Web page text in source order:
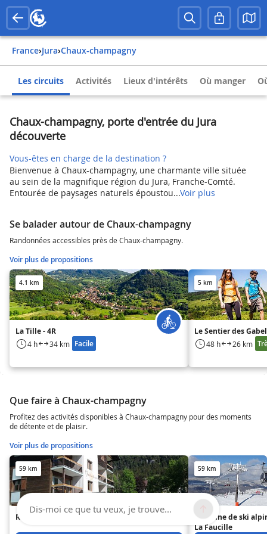
France› Jura› Chaux-champagny
Les circuits Activités Lieux d'intérêts Où manger
Chaux-champagny, porte d'entrée du Jura
découverte
Vous-êtes en charge de la destination ?
Bienvenue à Chaux-champagny, une charmante ville située
au sein de la magnifique région du Jura, Franche-Comté.
Entourée de paysages naturels époustou...Voir plus
Se balader autour de Chaux-champagny
Randonnées accessibles près de Chaux-champagny.
Voir plus de propositions
4.1 km
La Tille - 4R
4 h 34 km Facile
5 km
Le Sentier des
48 h 26 km
Que faire à Chaux-champagny
Profitez des activités disponibles à Chaux-champagny pour des moments
de détente et de plaisir.
Voir plus de propositions
59 km
Résidence les Berlicants
59 km
Domaine de ski
La Faucille
Dis-moi ce que tu veux, je trouve...